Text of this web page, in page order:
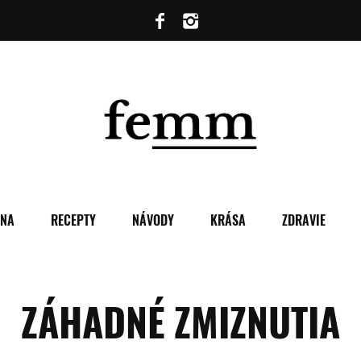
RECEPTY NÁVODY KRÁSA ZDRAVIE
ZÁHADNÉ ZMIZNUTIA